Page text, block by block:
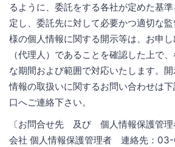
るように、委託をする各社が定めた基
定し、委託先に対して必要かつ適切な
様の個人情報に関する開示等は、お申
（代理人）であることを確認した上で
な期間および範囲で対応いたします。
情報の取扱いに関するお問い合わせは
口へご連絡下さい。
〔お問合せ先 及び 個人情報保護管
会社 個人情報保護管理者 連絡先：